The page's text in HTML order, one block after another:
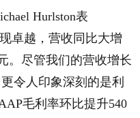
Hurlston表
卓越，营收同比大增
。尽管我们的营收增长
令人印象深刻的是利
毛利率环比提升540